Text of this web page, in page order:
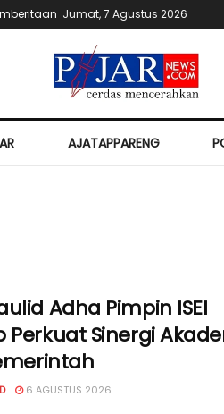
Jumat, 7 Agustus 2026
AJATAPPARENG
Adha Pimpin ISEI
Perkuat Sinergi
6 AGUSTUS 2026